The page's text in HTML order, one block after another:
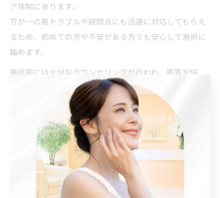
ア体制にあります。
万が一の肌トラブルや疑問点にも迅速に対応してもらえ
るため、初めての方や不安がある方でも安心して施術に
臨めます。
施術前には十分なカウンセリングが行われ、肌質や悩
み、ご希望に応じた最適な治療プランを提案してもらえ
また、「スキンボトックス 値段」や「スキンボトックス
効果」、「スキンボトックス ボトックス 違い」などの疑
問も、専門医が丁寧に説明してくれるため納得感のある
治療が可能です。
トラブルを未然に防ぐためにも、信頼できる美容皮膚科